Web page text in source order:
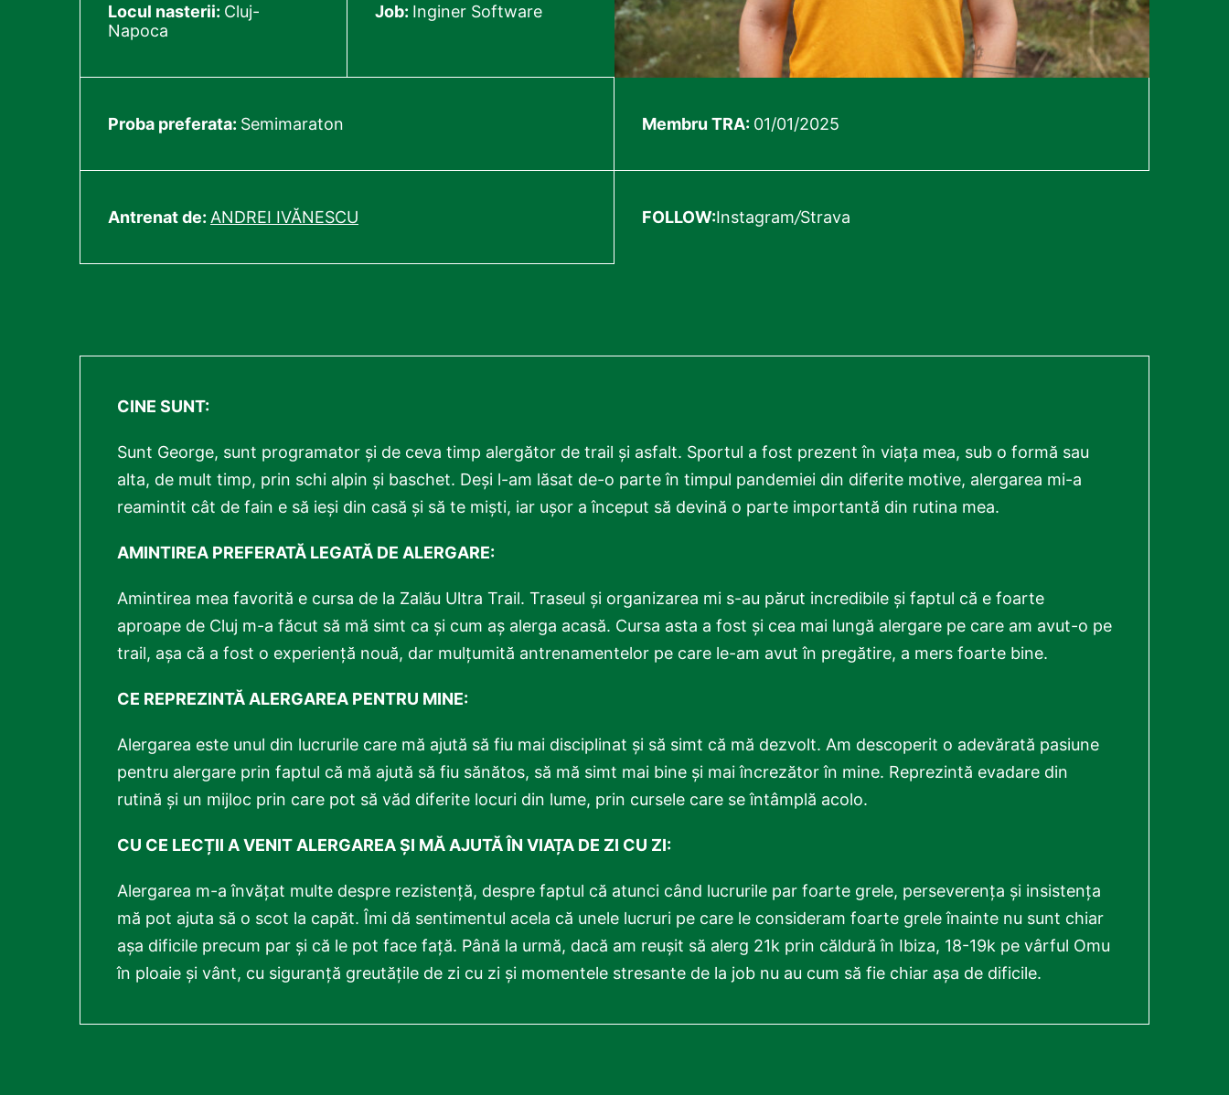
Locul nasterii: Cluj-
Napoca
Job: Inginer Software
Proba preferata: Semimaraton Membru TRA: 01/01/2025
Antrenat de: ANDREI IVĂNESCU FOLLOW:Instagram/Strava
CINE SUNT:
Sunt George, sunt programator și de ceva timp alergător de trail și asfalt. Sportul a fost prezent în viața mea, sub o formă sau
alta, de mult timp, prin schi alpin și baschet. Deși l-am lăsat de-o parte în timpul pandemiei din diferite motive, alergarea mi-a
reamintit cât de fain e să ieși din casă și să te miști, iar ușor a început să devină o parte importantă din rutina mea.
AMINTIREA PREFERATĂ LEGATĂ DE ALERGARE:
Amintirea mea favorită e cursa de la Zalău Ultra Trail. Traseul și organizarea mi s-au părut incredibile și faptul că e foarte
aproape de Cluj m-a făcut să mă simt ca și cum aș alerga acasă. Cursa asta a fost și cea mai lungă alergare pe care am avut-o pe
trail, așa că a fost o experiență nouă, dar mulțumită antrenamentelor pe care le-am avut în pregătire, a mers foarte bine.
CE REPREZINTĂ ALERGAREA PENTRU MINE:
Alergarea este unul din lucrurile care mă ajută să fiu mai disciplinat și să simt că mă dezvolt. Am descoperit o adevărată pasiune
pentru alergare prin faptul că mă ajută să fiu sănătos, să mă simt mai bine și mai încrezător în mine. Reprezintă evadare din
rutină și un mijloc prin care pot să văd diferite locuri din lume, prin cursele care se întâmplă acolo.
CU CE LECȚII A VENIT ALERGAREA ȘI MĂ AJUTĂ ÎN VIAȚA DE ZI CU ZI:
Alergarea m-a învățat multe despre rezistență, despre faptul că atunci când lucrurile par foarte grele, perseverența și insistența
mă pot ajuta să o scot la capăt. Îmi dă sentimentul acela că unele lucruri pe care le consideram foarte grele înainte nu sunt chiar
așa dificile precum par și că le pot face față. Până la urmă, dacă am reușit să alerg 21k prin căldură în Ibiza, 18-19k pe vârful Omu
în ploaie și vânt, cu siguranță greutățile de zi cu zi și momentele stresante de la job nu au cum să fie chiar așa de dificile.